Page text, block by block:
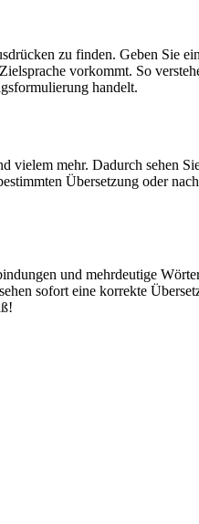
zu finden. Geben Sie
vorkommt. So
handelt.
vielem mehr. Dadurch sehen
Übersetzung oder
und mehrdeutige
sofort eine korrekte